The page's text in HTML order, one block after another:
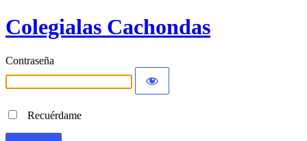
Colegialas Cachondas
Contraseña
Recuérdame